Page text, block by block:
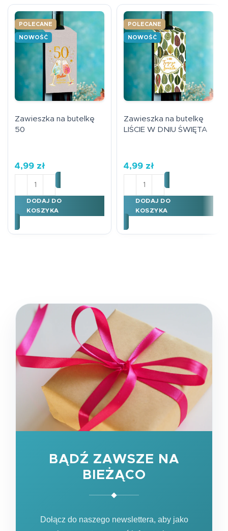
POLECANE
NOWOŚĆ
Zawieszka na butelkę
50
4,99 zł
DODAJ DO
KOSZYKA
POLECANE
NOWOŚĆ
Zawieszka na butelkę
LIŚCIE W DNIU ŚWIĘTA
4,99 zł
DODAJ DO
KOSZYKA
BĄDŹ ZAWSZE NA
BIEŻĄCO
Dołącz do naszego newslettera, aby jako